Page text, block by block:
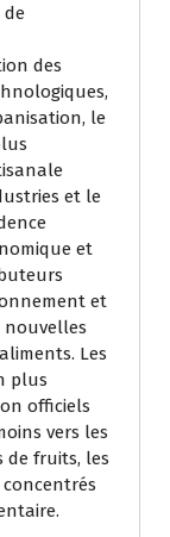
des
le
et le
et
et
nouvelles
Les
plus
officiels
vers les
de fruits, les